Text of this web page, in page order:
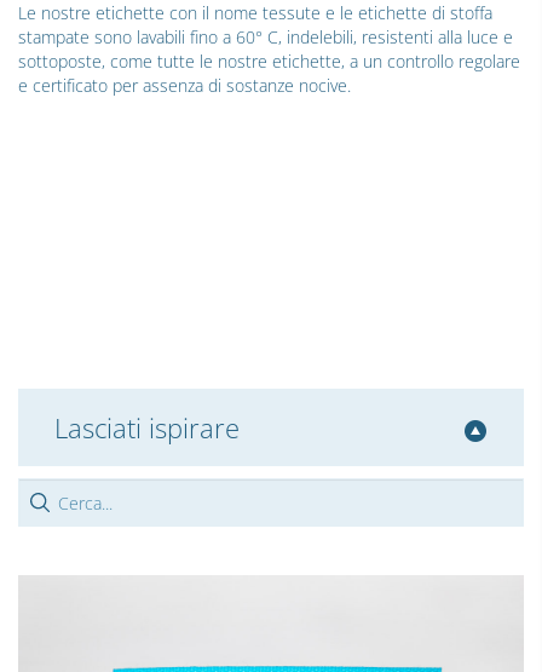
Le nostre etichette con il nome tessute e le etichette di stoffa
stampate sono lavabili fino a 60° C, indelebili, resistenti alla luce e
sottoposte, come tutte le nostre etichette, a un controllo regolare
e certificato per assenza di sostanze nocive.
Lasciati ispirare